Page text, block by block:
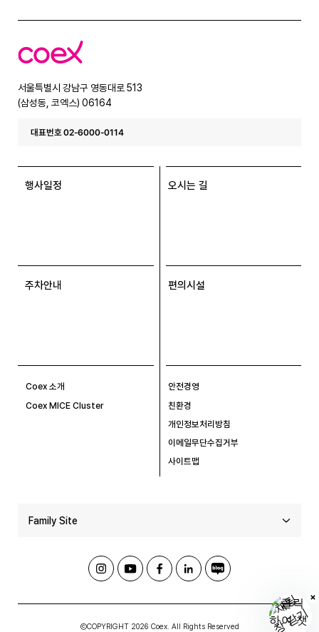
코
엑
서울특별시 강남구 영동대로 513
(삼성동, 코엑스) 06164
대표번호 02-6000-0114
행사일정 오시는 길
주차안내 편의시설
Coex 소개
Coex MICE Cluster
안전경영
친환경
개인정보처리방침
이메일무단수집거부
사이트맵
Family Site
ⒸCOPYRIGHT 2026 Coex. All Rights Reserved